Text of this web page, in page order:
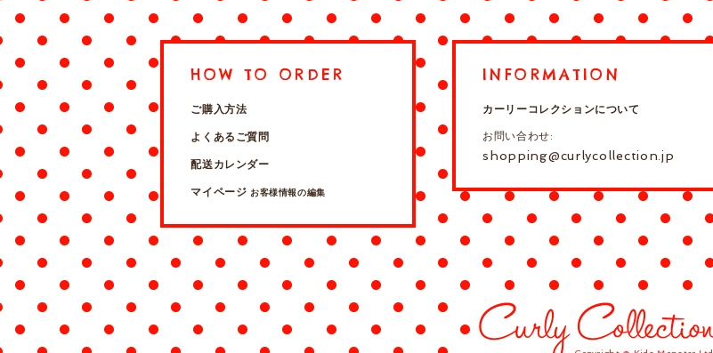
HOW TO ORDER
ご購入方法
よくあるご質問
配送カレンダー
マイページ お客様情報の編集
INFORMATION
カーリーコレクションについて
お問い合わせ:
shopping@curlycollection.jp